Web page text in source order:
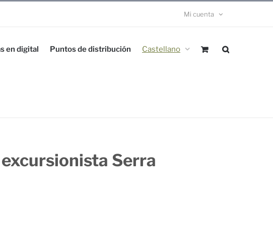
Mi cuenta
en digital Puntos de distribución Castellano
Serra